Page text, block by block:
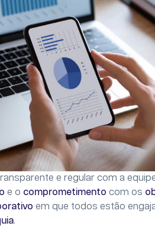
e regular com a
e o comprometimento com os
em que todos estão
.